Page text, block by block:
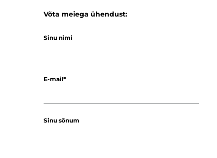
Võta meiega ühendust:
Sinu nimi
E-mail
Sinu sõnum